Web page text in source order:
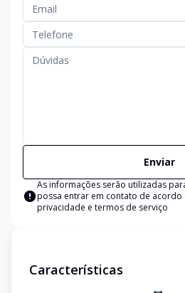
Enviar
As informações serão utilizadas
possa entrar em contato de acordo
privacidade e termos de serviço
Características